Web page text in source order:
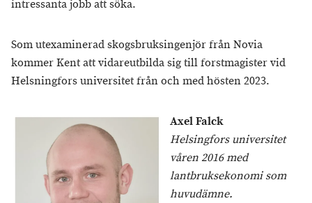
intressanta jobb att söka.
Som utexaminerad skogsbruksingenjör från Novia
kommer Kent att vidareutbilda sig till forstmagister vid
Helsningfors universitet från och med hösten 2023.
Axel Falck
Helsingfors universitet
våren 2016 med
lantbruksekonomi som
huvudämne.